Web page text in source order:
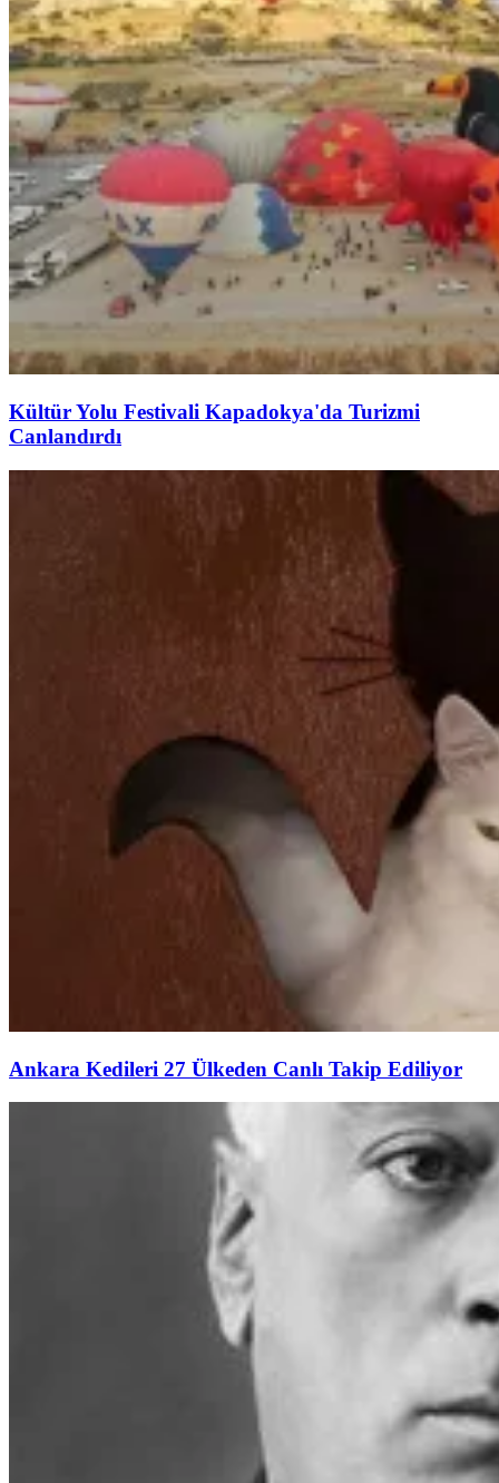
Kültür Yolu Festivali Kapadokya'da Turizmi
Canlandırdı
Ankara Kedileri 27 Ülkeden Canlı Takip Ediliyor